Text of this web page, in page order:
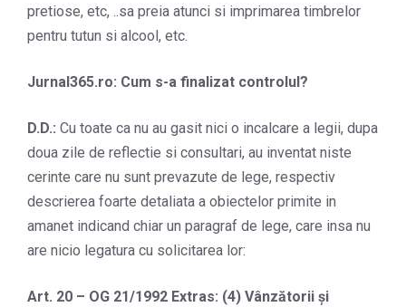
pretiose, etc, ..sa preia atunci si imprimarea timbrelor
pentru tutun si alcool, etc.
Jurnal365.ro: Cum s-a finalizat controlul?
D.D.: Cu toate ca nu au gasit nici o incalcare a legii, dupa
doua zile de reflectie si consultari, au inventat niste
cerinte care nu sunt prevazute de lege, respectiv
descrierea foarte detaliata a obiectelor primite in
amanet indicand chiar un paragraf de lege, care insa nu
are nicio legatura cu solicitarea lor:
Art. 20 – OG 21/1992 Extras: (4) Vânzătorii și